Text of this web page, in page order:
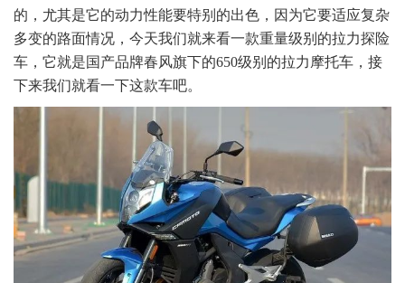
的，尤其是它的动力性能要特别的出色，因为它要适应复杂
多变的路面情况，今天我们就来看一款重量级别的拉力探险
车，它就是国产品牌春风旗下的650级别的拉力摩托车，接
下来我们就看一下这款车吧。